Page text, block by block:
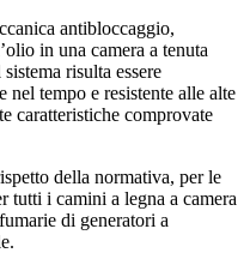
antibloccaggio,
in una camera a tenuta
risulta essere
tempo e resistente alle alte
caratteristiche comprovate
della normativa, per le
tutti i camini a legna a camera
di generatori a